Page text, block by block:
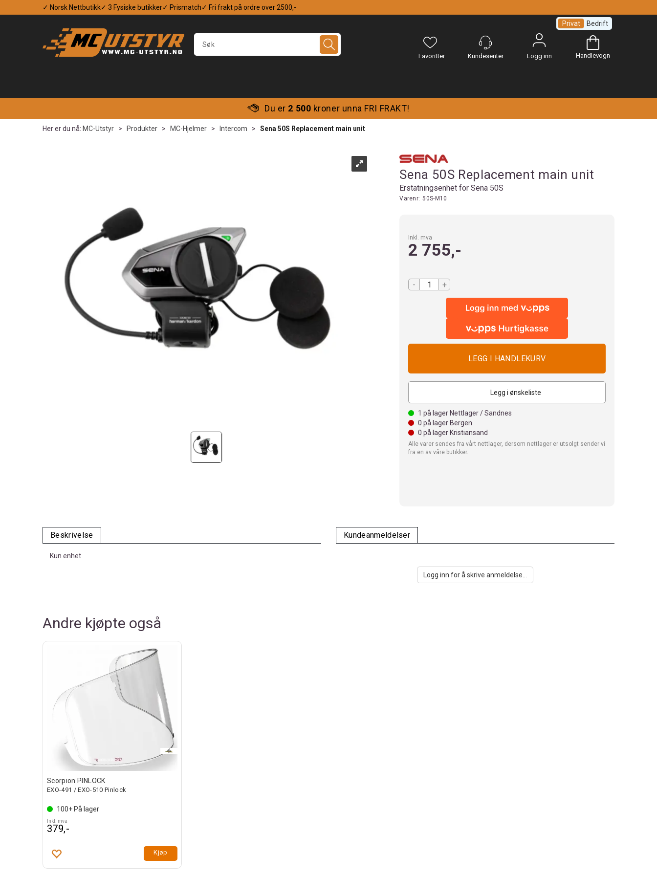
✓ Norsk Nettbutikk✓ 3 Fysiske butikker✓ Prismatch✓ Fri frakt på ordre over 2500,-
Logg inn
Privat Bedrift
Handlevogn
Du er 2 500 kroner unna FRI FRAKT!
Her er du nå: MC-Utstyr > Produkter > MC-Hjelmer > Intercom > Sena 50S Replacement main unit
Sena 50S Replacement main unit
Erstatningsenhet for Sena 50S
Varenr: 50S-M10
Inkl. mva
2 755,-
- +
Legg i ønskeliste
1 på lager Nettlager / Sandnes
0 på lager Bergen
0 på lager Kristiansand
Alle varer sendes fra vårt nettlager, dersom nettlager er utsolgt sender vi
fra en av våre butikker.
Beskrivelse
Kun enhet
Kundeanmeldelser
Logg inn for å skrive anmeldelse...
Andre kjøpte også
Scorpion PINLOCK
EXO-491 / EXO-510 Pinlock
100+ På lager
Inkl. mva
379,-
Kjøp